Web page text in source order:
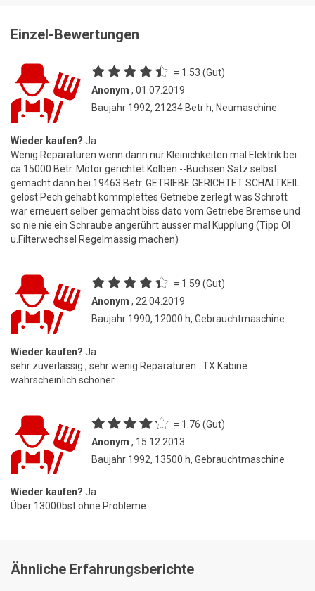
Einzel-Bewertungen
= 1.53 (Gut)
Anonym , 01.07.2019
Baujahr 1992, 21234 Betr h, Neumaschine
Wieder kaufen? Ja
Wenig Reparaturen wenn dann nur Kleinichkeiten mal Elektrik bei
ca.15000 Betr. Motor gerichtet Kolben --Buchsen Satz selbst
gemacht dann bei 19463 Betr. GETRIEBE GERICHTET SCHALTKEIL
gelöst Pech gehabt kommplettes Getriebe zerlegt was Schrott
war erneuert selber gemacht biss dato vom Getriebe Bremse und
so nie nie ein Schraube angerührt ausser mal Kupplung (Tipp Öl
u.Filterwechsel Regelmässig machen)
= 1.59 (Gut)
Anonym , 22.04.2019
Baujahr 1990, 12000 h, Gebrauchtmaschine
Wieder kaufen? Ja
sehr zuverlässig , sehr wenig Reparaturen . TX Kabine
wahrscheinlich schöner .
= 1.76 (Gut)
Anonym , 15.12.2013
Baujahr 1992, 13500 h, Gebrauchtmaschine
Wieder kaufen? Ja
Über 13000bst ohne Probleme
Ähnliche Erfahrungsberichte